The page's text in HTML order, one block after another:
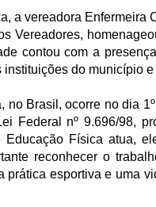
a vereadora Enfermeira
Vereadores,
contou com a
do município
Brasil, ocorre no dia
Federal nº 9.696/98,
Física atua,
reconhecer o
esportiva e uma